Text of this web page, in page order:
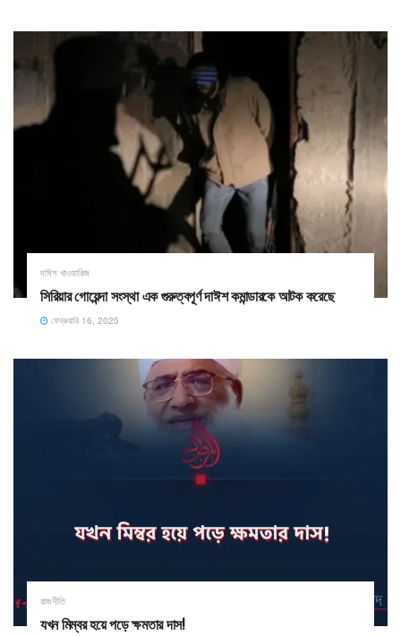
দাঈশ খাওয়ারিজ
সিরিয়ার গোয়েন্দা সংস্থা এক গুরুত্বপূর্ণ দাঈশ কমান্ডারকে আটক করেছে
ফেব্রুয়ারি 16, 2025
রাজনীতি
যখন মিম্বর হয়ে পড়ে ক্ষমতার দাস!